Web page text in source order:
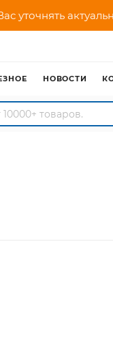
уточнять
НОВОСТИ